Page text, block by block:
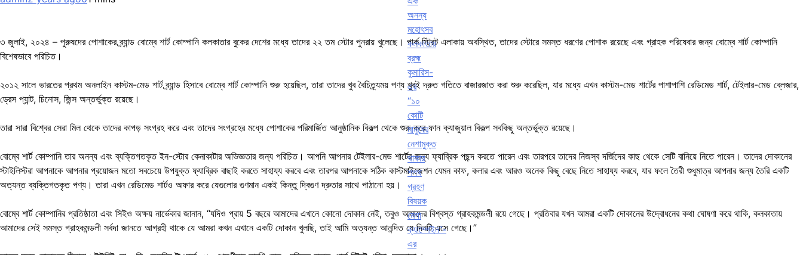
অনন্য
মহোৎসব
কলকাতায়
ব্রহ্ম
কুমারিস-
এর
“১০
কোটি
মানুষের
নেশামুক্ত
থাকার
শপথ
গ্রহণ
বিষয়ক
মেগা
ক্যাম্পেইন”-
এর
৩ জুলাই, ২০২৪ – পুরুষদের পোশাকের ব্র্যান্ড বোম্বে শার্ট কোম্পানি কলকাতার বুকের দেশের মধ্যে তাদের ২২ তম স্টোর পুনরায় খুলেছে। পার্ক স্ট্রিট এলাকায় অবস্থিত, তাদের স্টোরে সমস্ত ধরণের পোশাক রয়েছে এবং গ্রাহক পরিষেবার জন্য বোম্বে শার্ট কোম্পানি
বিশেষভাবে পরিচিত।
২০১২ সালে ভারতের প্রথম অনলাইন কাস্টম-মেড শার্ট ব্র্যান্ড হিসাবে বোম্বে শার্ট কোম্পানি শুরু হয়েছিল, তারা তাদের খুব বৈচিত্র্যময় পণ্য খুবই দ্রুত গতিতে বাজারজাত করা শুরু করেছিল, যার মধ্যে এখন কাস্টম-মেড শার্টের পাশাপাশি রেডিমেড শার্ট, টেইলার-মেড ব্লেজার,
ড্রেস প্যান্ট, চিনোস, জিন্স অন্তর্ভুক্ত রয়েছে।
তারা সারা বিশ্বের সেরা মিল থেকে তাদের কাপড় সংগ্রহ করে এবং তাদের সংগ্রহের মধ্যে পোশাকের পরিমার্জিত আনুষ্ঠানিক বিকল্প থেকে শুরু করে ফান ক্যাজুয়াল বিকল্প সবকিছু অন্তর্ভুক্ত রয়েছে।
বোম্বে শার্ট কোম্পানি তার অনন্য এবং ব্যক্তিগতকৃত ইন-স্টোর কেনাকাটার অভিজ্ঞতার জন্য পরিচিত। আপনি আপনার টেইলার-মেড শার্টের জন্য ফ্যাব্রিক পছন্দ করতে পারেন এবং তারপরে তাদের নিজস্ব দর্জিদের কাছ থেকে সেটি বানিয়ে নিতে পারেন। তাদের দোকানের
স্টাইলিস্টরা আপনাকে আপনার প্রয়োজন মতো সবচেয়ে উপযুক্ত ফ্যাব্রিক বাছাই করতে সাহায্য করবে এবং তারপর আপনাকে সঠিক কাস্টমাইজেশন যেমন কাফ, কলার এবং আরও অনেক কিছু বেছে নিতে সাহায্য করবে, যার ফলে তৈরী শুধুমাত্র আপনার জন্য তৈরি একটি
অত্যন্ত ব্যক্তিগতকৃত পণ্য। তারা এখন রেডিমেড শার্টও অফার করে যেগুলোর গুণমান একই কিন্তু দ্বিগুণ দ্রুতার সাথে পাঠানো হয়।
বোম্বে শার্ট কোম্পানির প্রতিষ্ঠাতা এবং সিইও অক্ষয় নার্ভেকার জানান, “যদিও প্রায় 5 বছরে আমাদের এখানে কোনো দোকান নেই, তবুও আমাদের বিশ্বস্ত গ্রাহকমন্ডলী রয়ে গেছে। প্রতিবার যখন আমরা একটি দোকানের উদ্বোধনের কথা ঘোষণা করে থাকি, কলকাতায়
আমাদের সেই সমস্ত গ্রাহকমন্ডলী সর্বদা জানতে আগ্রহী থাকে যে আমরা কখন এখানে একটি দোকান খুলছি, তাই আমি অত্যন্ত আনন্দিত যে দিনটি এসে গেছে।”